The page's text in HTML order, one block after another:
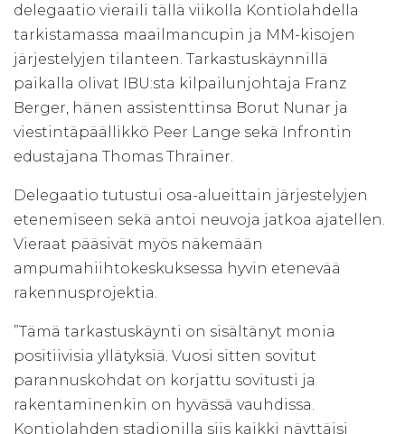
delegaatio vieraili tällä viikolla Kontiolahdella
tarkistamassa maailmancupin ja MM-kisojen
järjestelyjen tilanteen. Tarkastuskäynnillä
paikalla olivat IBU:sta kilpailunjohtaja Franz
Berger, hänen assistenttinsa Borut Nunar ja
viestintäpäällikkö Peer Lange sekä Infrontin
edustajana Thomas Thrainer.
Delegaatio tutustui osa-alueittain järjestelyjen
etenemiseen sekä antoi neuvoja jatkoa ajatellen.
Vieraat pääsivät myös näkemään
ampumahiihtokeskuksessa hyvin etenevää
rakennusprojektia.
”Tämä tarkastuskäynti on sisältänyt monia
positiivisia yllätyksiä. Vuosi sitten sovitut
parannuskohdat on korjattu sovitusti ja
rakentaminenkin on hyvässä vauhdissa.
Kontiolahden stadionilla siis kaikki näyttäisi